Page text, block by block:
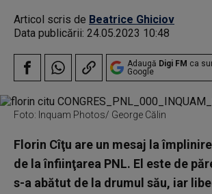
Articol scris de Beatrice Ghiciov
Data publicării: 24.05.2023 10:48
Adaugă Digi FM ca
Google
Foto: Inquam Photos/ George Călin
Florin Cîţu are un mesaj la
de la înfiinţarea PNL. El este de
s-a abătut de la drumul său, iar